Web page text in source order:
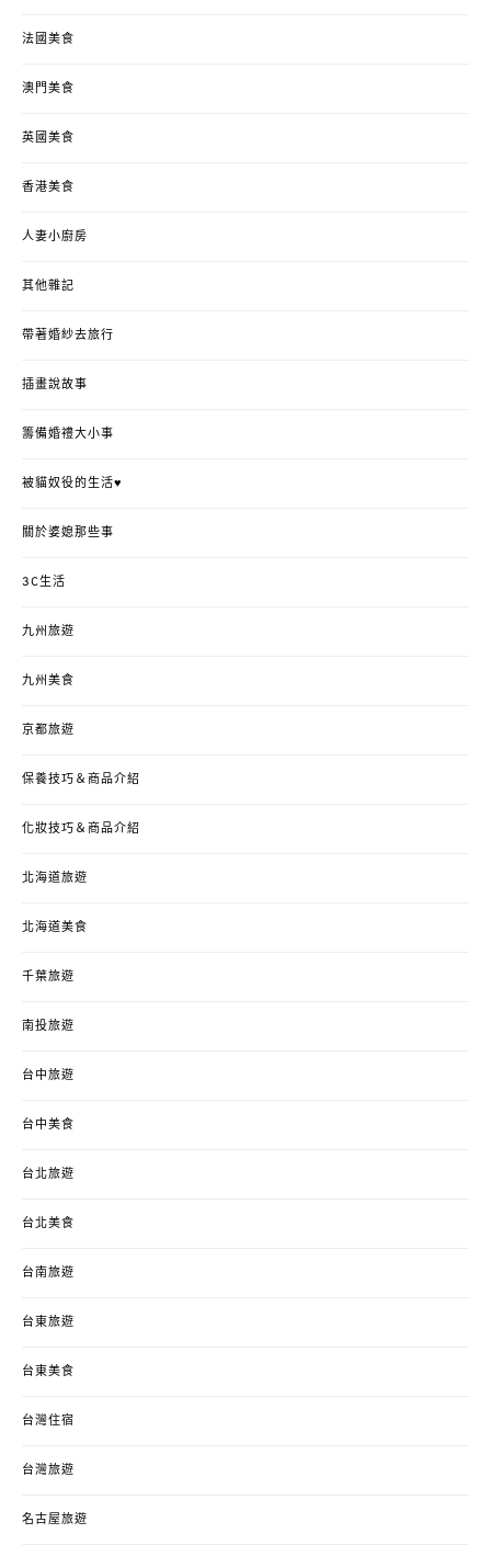
法國美食
澳門美食
英國美食
香港美食
人妻小廚房
其他雜記
帶著婚紗去旅行
插畫說故事
籌備婚禮大小事
被貓奴役的生活♥
關於婆媳那些事
3C生活
九州旅遊
九州美食
京都旅遊
保養技巧＆商品介紹
化妝技巧＆商品介紹
北海道旅遊
北海道美食
千葉旅遊
南投旅遊
台中旅遊
台中美食
台北旅遊
台北美食
台南旅遊
台東旅遊
台東美食
台灣住宿
台灣旅遊
名古屋旅遊